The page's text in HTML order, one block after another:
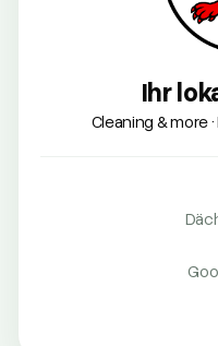
Ihr
Cleaning & more